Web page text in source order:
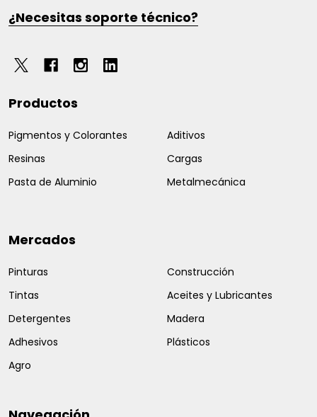
¿Necesitas soporte técnico?
Productos
Pigmentos y Colorantes
Resinas
Pasta de Aluminio
Aditivos
Cargas
Metalmecánica
Mercados
Pinturas
Tintas
Detergentes
Adhesivos
Agro
Construcción
Aceites y Lubricantes
Madera
Plásticos